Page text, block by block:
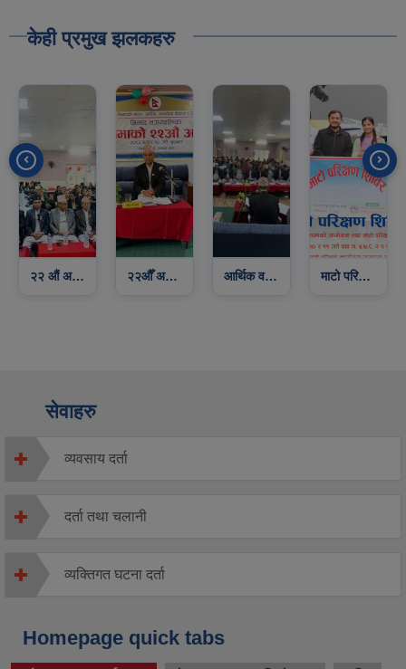
केही प्रमुख झलकहरु
२२औँ अधिवेशनको दोस्रो बैठक आर्थिक वर्ष २०८३/०८४ को वार्षिक नीति तथा कार्यक्रम प्रस्तुत माटो परिक्षण शिविर आर्थिक वर्ष २०८२ ०८३ दोश्रो चौमासिक सार्वजनिक सुनुवाई
सेवाहरु
व्यवसाय दर्ता
दर्ता तथा चलानी
व्यक्तिगत घटना दर्ता
Homepage quick tabs